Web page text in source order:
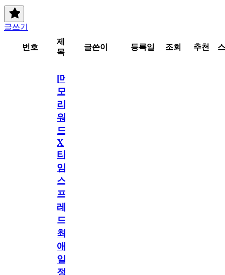
글쓰기
번호
제
목
글쓴이 등록일 조회 추천
[메
모
리
워
드
X
타
임
스
프
레
드]
최
애
일
정